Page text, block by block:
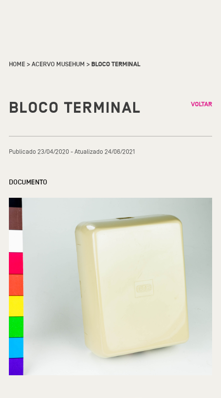
HOME>ACERVO MUSEHUM >BLOCO TERMINAL
BLOCO TERMINAL VOLTAR
Publicado 23/04/2020 - Atualizado 24/06/2021
DOCUMENTO